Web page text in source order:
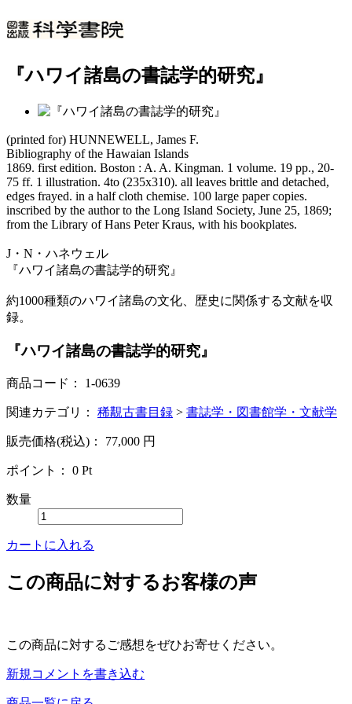
『ハワイ諸島の書誌学的研究』
(printed for) HUNNEWELL, James F.
Bibliography of the Hawaian Islands
1869. first edition. Boston : A. A. Kingman. 1 volume. 19 pp., 20-
75 ff. 1 illustration. 4to (235x310). all leaves brittle and detached,
edges frayed. in a half cloth chemise. 100 large paper copies.
inscribed by the author to the Long Island Society, June 25, 1869;
from the Library of Hans Peter Kraus, with his bookplates.
J・N・ハネウェル
『ハワイ諸島の書誌学的研究』
約1000種類のハワイ諸島の文化、歴史に関係する文献を収
録。
『ハワイ諸島の書誌学的研究』
商品コード： 1-0639
関連カテゴリ： 稀覯古書目録 > 書誌学・図書館学・文献学
販売価格(税込)： 77,000 円
ポイント： 0 Pt
数量
カートに入れる
この商品に対するお客様の声
この商品に対するご感想をぜひお寄せください。
新規コメントを書き込む